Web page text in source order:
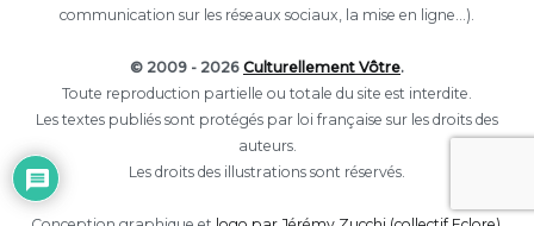
communication sur les réseaux sociaux, la mise en ligne...).
© 2009 - 2026 Culturellement Vôtre.
Toute reproduction partielle ou totale du site est interdite.
Les textes publiés sont protégés par loi française sur les droits des
auteurs.
Les droits des illustrations sont réservés.